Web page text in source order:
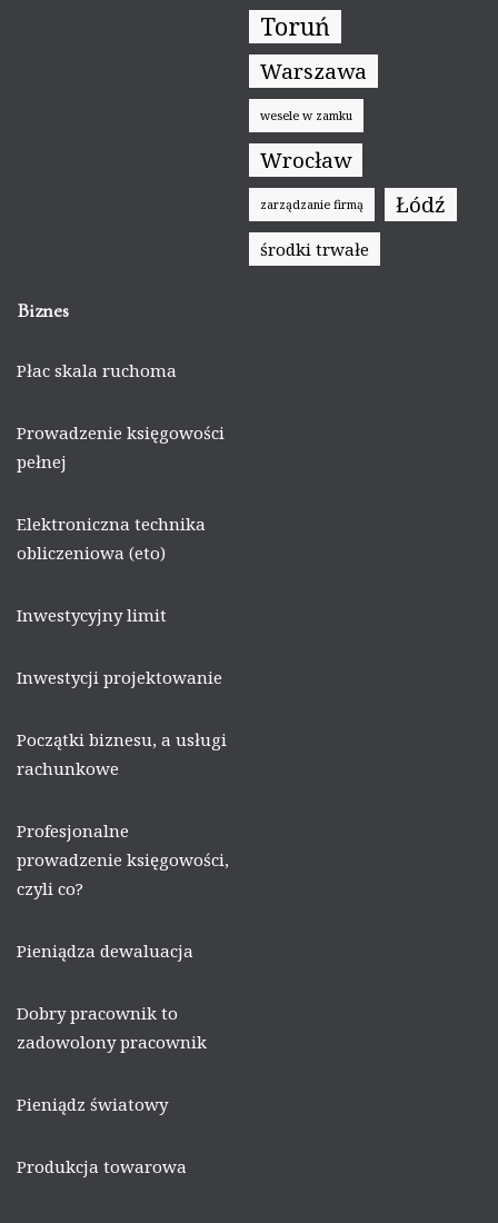
Toruń
Warszawa
wesele w zamku
Wrocław
zarządzanie firmą Łódź
środki trwałe
Biznes
Płac skala ruchoma
Prowadzenie księgowości
pełnej
Elektroniczna technika
obliczeniowa (eto)
Inwestycyjny limit
Inwestycji projektowanie
Początki biznesu, a usługi
rachunkowe
Profesjonalne
prowadzenie księgowości,
czyli co?
Pieniądza dewaluacja
Dobry pracownik to
zadowolony pracownik
Pieniądz światowy
Produkcja towarowa